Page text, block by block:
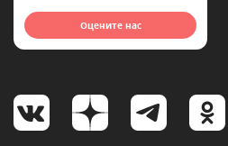
Оцените нас